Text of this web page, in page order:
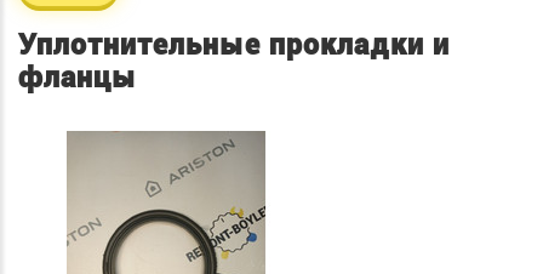
Уплотнительные прокладки и
фланцы